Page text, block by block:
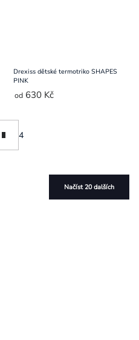
Drexiss dětské termotriko SHAPES
PINK
od 630 Kč
Načíst 20 dalších
4